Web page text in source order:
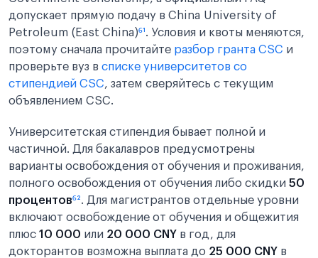
допускает прямую подачу в China University of
Petroleum (East China)⁶¹. Условия и квоты меняются,
поэтому сначала прочитайте разбор гранта CSC и
проверьте вуз в списке университетов со
стипендией CSC, затем сверяйтесь с текущим
объявлением CSC.
Университетская стипендия бывает полной и
частичной. Для бакалавров предусмотрены
варианты освобождения от обучения и проживания,
полного освобождения от обучения либо скидки 50
процентов⁶². Для магистрантов отдельные уровни
включают освобождение от обучения и общежития
плюс 10 000 или 20 000 CNY в год, для
докторантов возможна выплата до 25 000 CNY в